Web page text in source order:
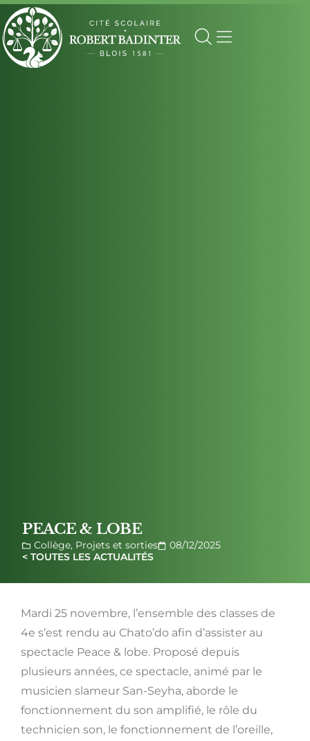
PEACE & LOBE
Collège, Projets et sorties
08/12/2025
< TOUTES LES ACTUALITÉS
Mardi 25 novembre, l’ensemble des classes de
4e s’est rendu au Chato’do afin d’assister au
spectacle Peace & lobe. Proposé depuis
plusieurs années, ce spectacle, animé par le
musicien slameur San-Seyha, aborde le
fonctionnement du son amplifié, le rôle du
technicien son, le fonctionnement de l’oreille,